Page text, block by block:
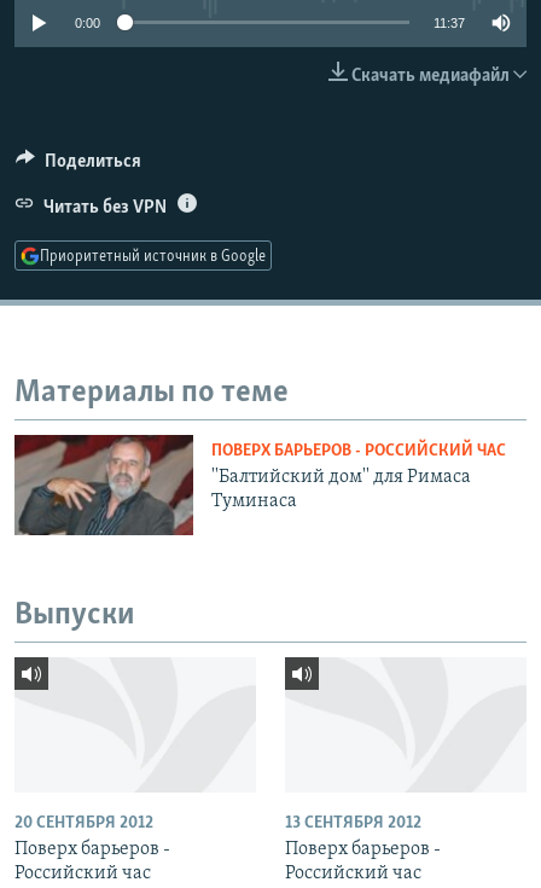
РАСПИСАНИЕ ВЕЩАНИЯ
Все сайты РСЕ/РС
0:00 11:37
Скачать медиафайл
Поделиться
Читать без VPN
Приоритетный источник в Google
Материалы по теме
ПОВЕРХ БАРЬЕРОВ - РОССИЙСКИЙ ЧАС
''Балтийский дом'' для Римаса
Туминаса
Выпуски
20 СЕНТЯБРЯ 2012
Поверх барьеров -
Российский час
13 СЕНТЯБРЯ 2012
Поверх барьеров -
Российский час